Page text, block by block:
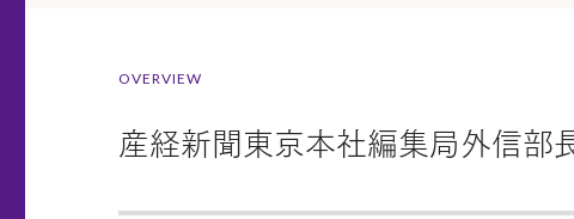
OVERVIEW
産経新聞東京本社編集局外信部